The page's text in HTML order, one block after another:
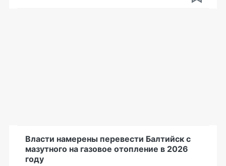
Власти намерены перевести Балтийск с
мазутного на газовое отопление в 2026
году